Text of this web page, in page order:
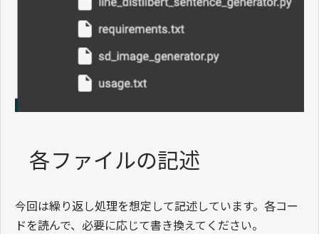
各ファイルの記述
今回は繰り返し処理を想定して記述しています。各コー
ドを読んで、必要に応じて書き換えてください。